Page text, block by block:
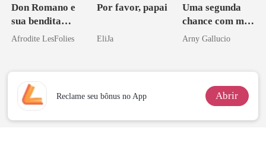
Don Romano e
sua bendita
ruína
Afrodite LesFolies
Por favor, papai
EliJa
Uma segunda
chance com meu
amor bilionário
Arny Gallucio
Reclame seu bônus no App Abrir